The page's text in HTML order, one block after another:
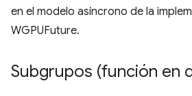
en el modelo asíncrono de la
WGPUFuture.
Subgrupos (función en